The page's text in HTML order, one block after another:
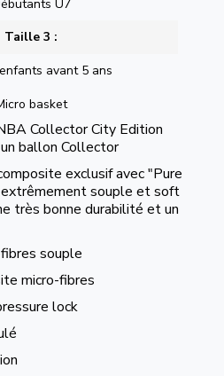
U7
Taille 3 :
avant 5 ans
basket
Collector City Edition
ballon Collector
exclusif avec "Pure
souple et soft
très bonne durabilité et un
souple
micro-fibres
lock